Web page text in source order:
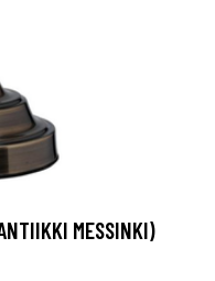
MESSINKI)